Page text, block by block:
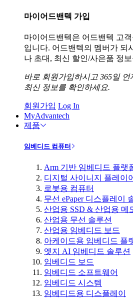
마이어드밴텍 가입
마이어드밴텍은 어드밴텍 고
입니다. 어드밴텍의 멤버가 되
나 초대, 최신 할인/사은품 정
바로 회원가입하시고 365일
최신 정보를 확인하세요.
회원가입 Log In
MyAdvantech
제품
임베디드 컴퓨터
Arm 기반 임베디드 플랫
디지털 사이니지 플레이
로봇용 컴퓨터
무선 ePaper 디스플레이
산업용 SSD & 산업용 메
산업용 무선 솔루션
산업용 임베디드 보드
아케이드용 임베디드 플
엣지 AI 임베디드 솔루션
임베디드 보드
임베디드 소프트웨어
임베디드 시스템
임베디드용 디스플레이